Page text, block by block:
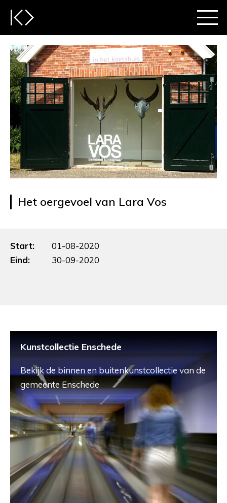
Het oergevoel van Lara Vos
Start:
01-08-2020
Eind:
30-09-2020
Kunstcollectie Enschede
Bekijk de binnen en buitenkunstcollectie van de
gemeente Enschede